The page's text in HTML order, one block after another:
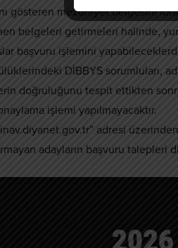
gösteren mezuniyet belgesini
belgeleri getirmeleri halinde,
başvuru işlemini
DİBBYS sorumluları,
doğruluğunu tespit ettikten
işlemi yapılmayacaktır.
adresi
adayların başvuru talepleri